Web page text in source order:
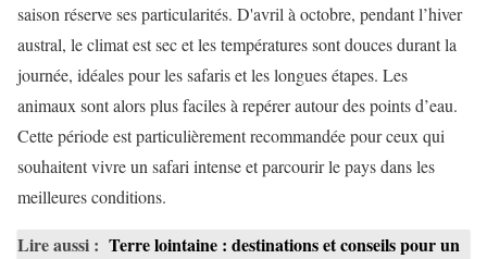
saison réserve ses particularités. D'avril à octobre, pendant l’hiver
austral, le climat est sec et les températures sont douces durant la
journée, idéales pour les safaris et les longues étapes. Les
animaux sont alors plus faciles à repérer autour des points d’eau.
Cette période est particulièrement recommandée pour ceux qui
souhaitent vivre un safari intense et parcourir le pays dans les
meilleures conditions.
Lire aussi : Terre lointaine : destinations et conseils pour un